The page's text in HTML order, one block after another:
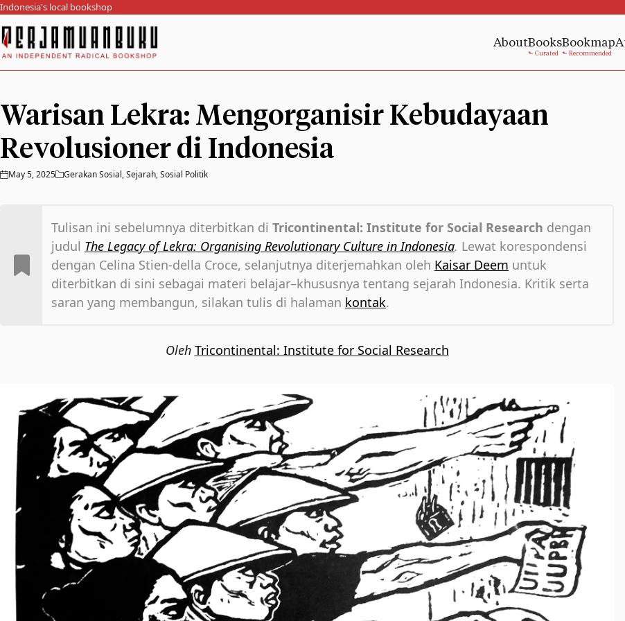
Indonesia's local bookshop
AboutBooksBookmap
Warisan Lekra: Mengorganisir Kebudayaan
Revolusioner di Indonesia
May 5, 2025 Gerakan Sosial,Sejarah,Sosial Politik
Tulisan ini sebelumnya diterbitkan di Tricontinental: Institute for Social Research dengan
judul The Legacy of Lekra: Organising Revolutionary Culture in Indonesia. Lewat korespondensi
dengan Celina Stien-della Croce, selanjutnya diterjemahkan oleh Kaisar Deem untuk
diterbitkan di sini sebagai materi belajar–khususnya tentang sejarah Indonesia. Kritik serta
saran yang membangun, silakan tulis di halaman kontak.
Oleh Tricontinental: Institute for Social Research